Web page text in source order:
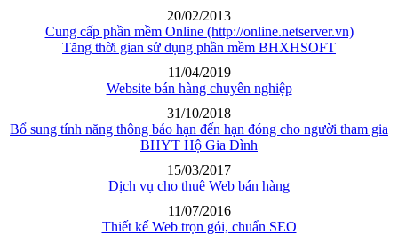
20/02/2013
Cung cấp phần mềm Online (http://online.netserver.vn)
Tăng thời gian sử dụng phần mềm BHXHSOFT
11/04/2019
Website bán hàng chuyên nghiệp
31/10/2018
Bổ sung tính năng thông báo hạn đến hạn đóng cho người tham gia
BHYT Hộ Gia Đình
15/03/2017
Dịch vụ cho thuê Web bán hàng
11/07/2016
Thiết kế Web trọn gói, chuẩn SEO